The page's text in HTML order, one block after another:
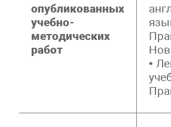
опубликованных
учебно-
методических
работ
•